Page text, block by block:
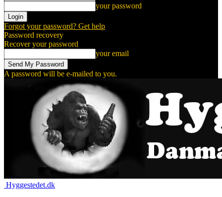
your password
Forgot your password? Get help
Password recovery
Recover your password
your email
A password will be e-mailed to you.
Hyggestedet.dk